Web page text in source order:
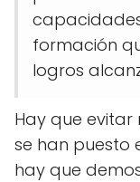
formación
logros
Hay que
se han puesto
hay que